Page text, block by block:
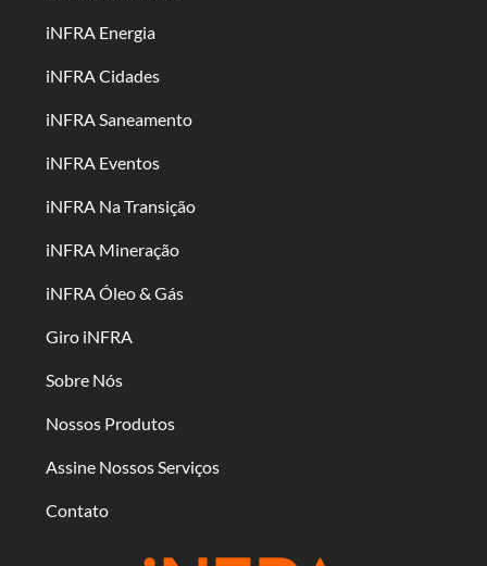
iNFRA Energia
iNFRA Cidades
iNFRA Saneamento
iNFRA Eventos
iNFRA Na Transição
iNFRA Mineração
iNFRA Óleo & Gás
Giro iNFRA
Sobre Nós
Nossos Produtos
Assine Nossos Serviços
Contato